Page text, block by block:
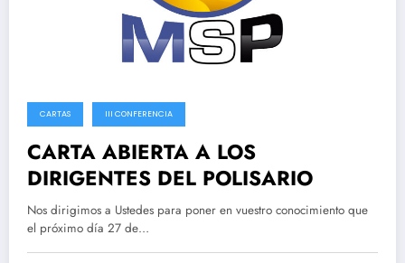
CARTAS III CONFERENCIA
CARTA ABIERTA A LOS
DIRIGENTES DEL POLISARIO
Nos dirigimos a Ustedes para poner en vuestro conocimiento que
el próximo día 27 de…